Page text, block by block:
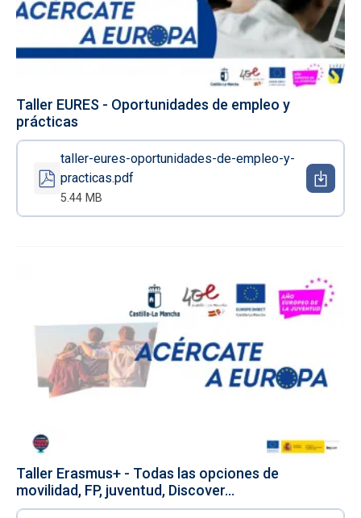
Taller EURES - Oportunidades de empleo y
prácticas
taller-eures-oportunidades-de-empleo-y-
practicas.pdf
5.44 MB
Taller Erasmus+ - Todas las opciones de
movilidad, FP, juventud, Discover...